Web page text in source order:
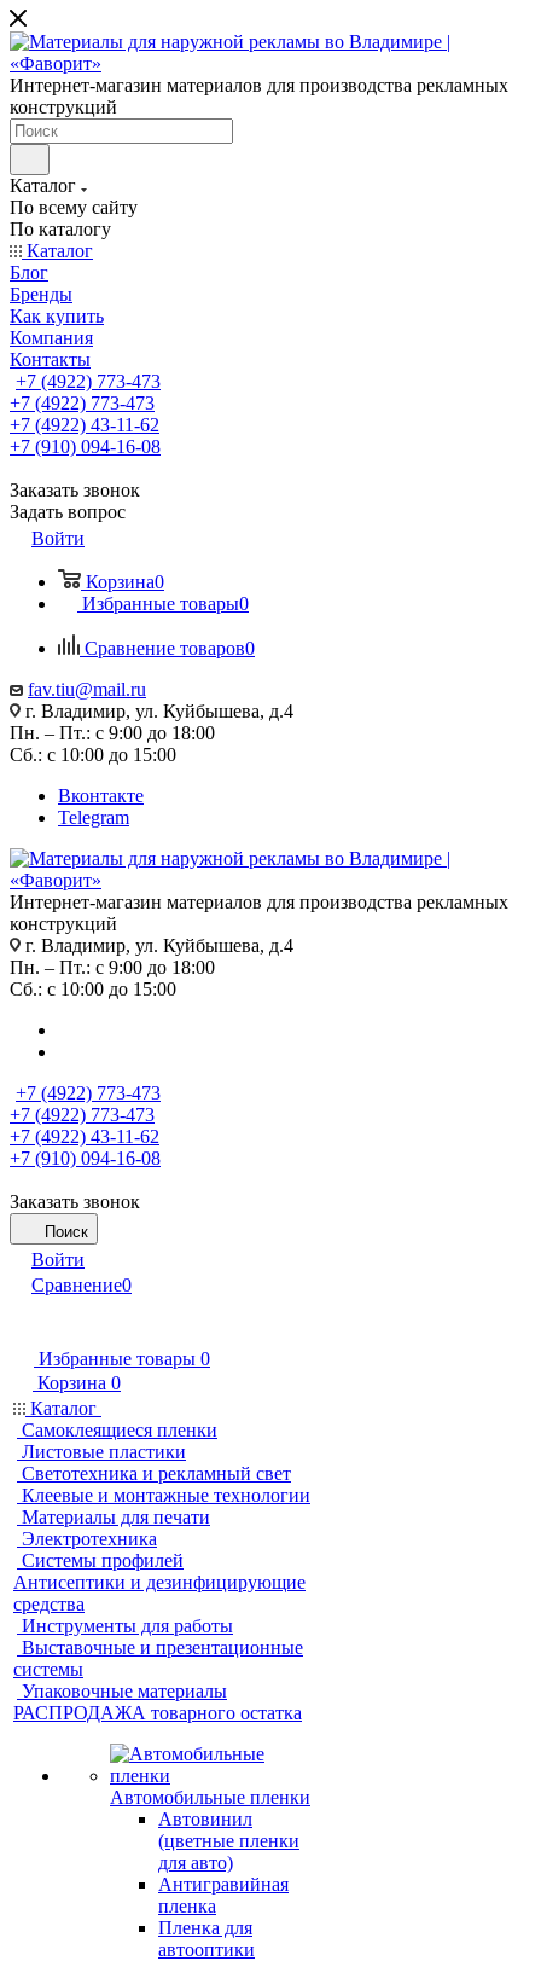
Интернет-магазин материалов для производства рекламных
конструкций
Каталог
По всему сайту
По каталогу
Каталог
Блог
Бренды
Как купить
Компания
Контакты
+7 (4922) 773-473
+7 (4922) 773-473
+7 (4922) 43-11-62
+7 (910) 094-16-08
Заказать звонок
Задать вопрос
Войти
Корзина0
Избранные товары0
Сравнение товаров0
fav.tiu@mail.ru
г. Владимир, ул. Куйбышева, д.4
Пн. – Пт.: с 9:00 до 18:00
Сб.: с 10:00 до 15:00
Вконтакте
Telegram
Интернет-магазин материалов для производства рекламных
конструкций
г. Владимир, ул. Куйбышева, д.4
Пн. – Пт.: с 9:00 до 18:00
Сб.: с 10:00 до 15:00
+7 (4922) 773-473
+7 (4922) 773-473
+7 (4922) 43-11-62
+7 (910) 094-16-08
Заказать звонок
Поиск
Войти
Сравнение0
Избранные товары 0
Корзина 0
Каталог
Самоклеящиеся пленки
Листовые пластики
Светотехника и рекламный свет
Клеевые и монтажные технологии
Материалы для печати
Электротехника
Системы профилей
Антисептики и дезинфицирующие
средства
Инструменты для работы
Выставочные и презентационные
системы
Упаковочные материалы
РАСПРОДАЖА товарного остатка
Автомобильные пленки
Автовинил
(цветные пленки
для авто)
Антигравийная
пленка
Пленка для
автооптики